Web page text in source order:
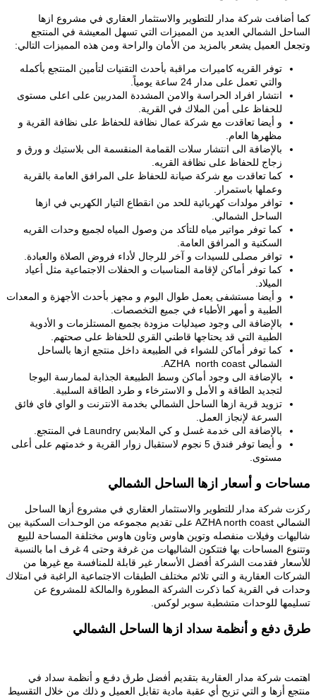
كما أضافت شركة مدار للتطوير والاستثمار العقاري في مشروع ازها
الساحل الشمالي العديد من المميزات التي تسهل المعيشة في المنتجع
وتجعل العميل يشعر بالمزيد من الأمان والراحة ومن هذه المميزات التالي:
توفر القريه كاميرات مراقبة بأحدث التقنيات لتأمين المنتجع بأكمله
والتي تعمل على مدار 24 ساعة يومياً.
انتشار افراد الحراسة والامن المشددة المدربين على اعلى مستوى
للحفاظ على أمن الملاك في القرية.
و أيضا تعاقدت مع شركة عمال نظافة للحفاظ على نظافة القرية و
مظهرها العام.
بالإضافة الى انتشار سلات القمامة المنقسمة الى بلاستيك و ورق و
زجاج للحفاظ على نظافة القريه.
كما تعاقدت مع شركة صيانة للحفاظ على المرافق العامة بالقرية
وعملها باستمرار.
توافر مولدات كهربائية للحد من انقطاع التيار الكهربي في ازها
الساحل الشمالي.
كما توفر مواتير مياه للتأكد من وصول المياه لجميع وحدات القريه
السكنية و المرافق العامة.
توافر مصلى للسيدات و آخر للرجال لأداء فروض الصلاة والعبادة.
كما توفر أماكن لإقامة المناسبات و الحفلات الاجتماعية مثل أعياد
الميلاد.
و أيضا مستشفى يعمل طوال اليوم و مجهز بأحدث الأجهزة و المعدات
الطبية و أمهر الأطباء في جميع التخصصات.
بالإضافة الى وجود صيدليات مزودة بجميع المستلزمات و الأدوية
الطبية التي قد يحتاجها قاطني القري للحفاظ على صحتهم.
كما توفر أماكن للشواء في الطبيعة داخل منتجع ازها بالساحل
الشمالي AZHA north coast.
بالإضافة الى وجود أماكن وسط الطبيعة الجذابة لممارسة اليوجا
لتجديد الطاقة و الأمل و الاسترخاء و طرد الطاقة السلبية.
تزويد قرية ازها الساحل الشمالي بخدمة الانترنت و الواي فاي فائق
السرعة لإنجاز العمل.
بالإضافة الى خدمة غسل و كي الملابس Laundry في المنتجع.
و أيضا توفر فندق 5 نجوم لاستقبال زوار القرية و خدمتهم على أعلى
مستوى.
مساحات و أسعار ازها الساحل الشمالي
ركزت شركة مدار للتطوير والاستثمار العقاري في مشروع أزها الساحل
الشمالي AZHA north coast على تقديم مجموعه من الوحـدات السكنية بين
شاليهات وفيلات منفصله وتوين هاوس وتاون هاوس مختلفة المساحة للبيع
وتتنوع المساحات بها فتتكون الشاليهات من غرفة وحتى 4 غرف اما بالنسبة
للأسعار فقدمت الشركة أفضل الأسعار غير قابلة للمنافسة مع غيرها من
الشركات العقارية و التي تلائم مختلف الطبقات الاجتماعية الراغبة في امتلاك
وحدات في القرية كما ذكرت الشركة المطورة والمالكة للمشروع عن
تسليمها للوحدات متشطبة سوبر لوكس.
طرق دفع و أنظمة سداد ازها الساحل الشمالي
اهتمت شركة مدار العقارية بتقديم أفضل طرق دفـع و أنظمة سداد في
منتجع أزها و التي تزيح أي عقبة مادية تقابل العميل و ذلك من خلال التقسيط